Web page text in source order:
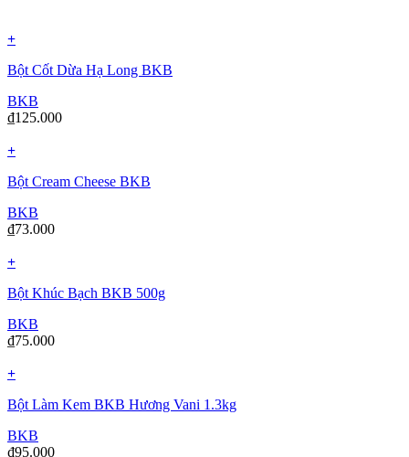
+
Bột Cốt Dừa Hạ Long BKB
BKB
₫125.000
+
Bột Cream Cheese BKB
BKB
₫73.000
+
Bột Khúc Bạch BKB 500g
BKB
₫75.000
+
Bột Làm Kem BKB Hương Vani 1.3kg
BKB
₫95.000